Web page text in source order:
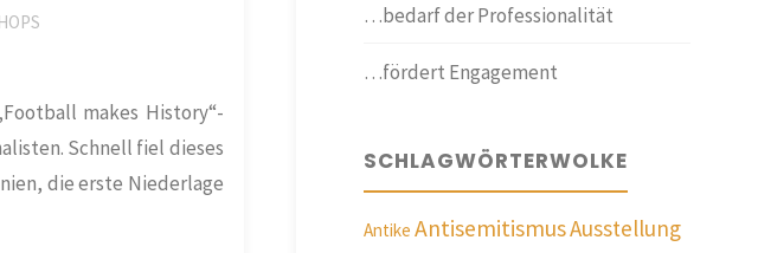
makes History“-
Schnell fiel dieses
die erste Niederlage
…bedarf der Professionalität
…fördert Engagement
SCHLAGWÖRTERWOLKE
Antike AntisemitismusAusstellung